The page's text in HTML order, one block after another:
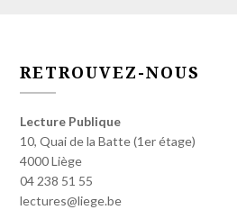
RETROUVEZ-NOUS
Lecture Publique
10, Quai de la Batte (1er étage)
4000 Liège
04 238 51 55
lectures@liege.be